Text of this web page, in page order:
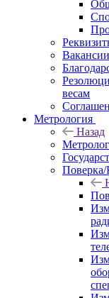
Вакансии
весам
Метрология
Назад
Поверка/